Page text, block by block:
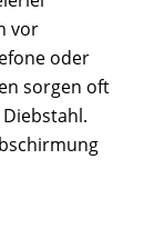
vor
oder
sorgen oft